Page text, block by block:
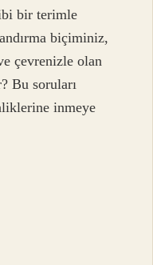
bir terimle
biçiminiz,
çevrenizle olan
Bu soruları
inmeye